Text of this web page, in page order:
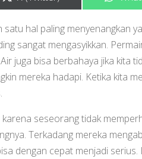
on
hal paling menyenangkan
sangat mengasyikkan.
juga bisa berbahaya jika kita
mereka hadapi. Ketika kita
seseorang tidak
Terkadang mereka
dengan cepat menjadi